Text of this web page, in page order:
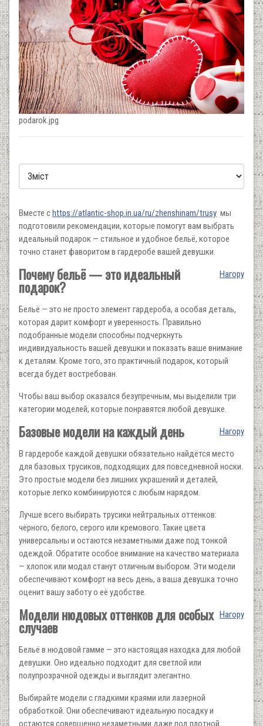
podarok.jpg
Вместе сhttps://atlantic-shop.in.ua/ru/zhenshinam/trusy мы
подготовили рекомендации, которые помогут вам выбрать
идеальный подарок — стильное и удобное бельё, которое
точно станет фаворитом в гардеробе вашей девушки.
Нагору
Почему бельё — это идеальный
подарок?
Бельё — это не просто элемент гардероба, а особая деталь,
которая дарит комфорт и уверенность. Правильно
подобранные модели способны подчеркнуть
индивидуальность вашей девушки и показать ваше внимание
к деталям. Кроме того, это практичный подарок, который
всегда будет востребован.
Чтобы ваш выбор оказался безупречным, мы выделили три
категории моделей, которые понравятся любой девушке.
Нагору
Базовые модели на каждый день
В гардеробе каждой девушки обязательно найдётся место
для базовых трусиков, подходящих для повседневной носки.
Это простые модели без лишних украшений и деталей,
которые легко комбинируются с любым нарядом.
Лучше всего выбирать трусики нейтральных оттенков:
чёрного, белого, серого или кремового. Такие цвета
универсальны и остаются незаметными даже под тонкой
одеждой. Обратите особое внимание на качество материала
— хлопок или модал станут отличным выбором. Эти модели
обеспечивают комфорт на весь день, а ваша девушка точно
оценит вашу заботу о её удобстве.
Нагору
Модели нюдовых оттенков для особых
случаев
Бельё в нюдовой гамме — это настоящая находка для любой
девушки. Оно идеально подходит для светлой или
полупрозрачной одежды и выглядит элегантно.
Выбирайте модели с гладкими краями или лазерной
обработкой. Они обеспечивают идеальную посадку и
остаются совершенно незаметными даже под плотной